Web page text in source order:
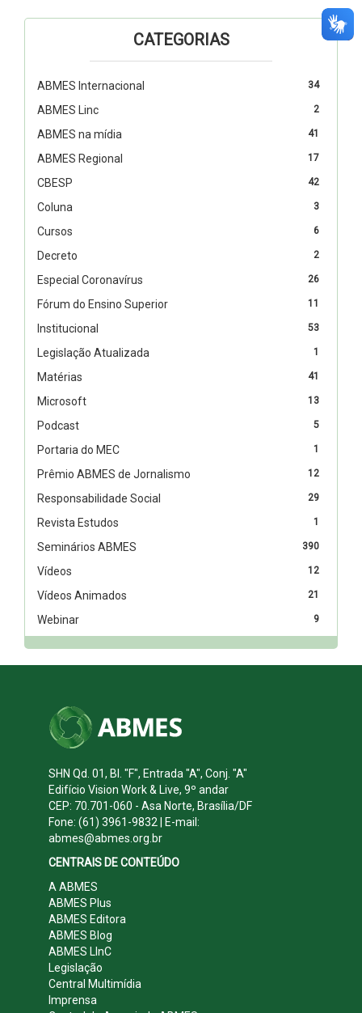
CATEGORIAS
34
ABMES Internacional
2
ABMES Linc
41
ABMES na mídia
17
ABMES Regional
42
CBESP
3
Coluna
6
Cursos
2
Decreto
26
Especial Coronavírus
11
Fórum do Ensino Superior
53
Institucional
1
Legislação Atualizada
41
Matérias
13
Microsoft
5
Podcast
1
Portaria do MEC
12
Prêmio ABMES de Jornalismo
29
Responsabilidade Social
1
Revista Estudos
390
Seminários ABMES
12
Vídeos
21
Vídeos Animados
9
Webinar
SHN Qd. 01, Bl. "F", Entrada "A", Conj. "A"
Edifício Vision Work & Live, 9º andar
CEP: 70.701-060 - Asa Norte, Brasília/DF
Fone: (61) 3961-9832 | E-mail:
abmes@abmes.org.br
CENTRAIS DE CONTEÚDO
A ABMES
ABMES Plus
ABMES Editora
ABMES Blog
ABMES LInC
Legislação
Central Multimídia
Imprensa